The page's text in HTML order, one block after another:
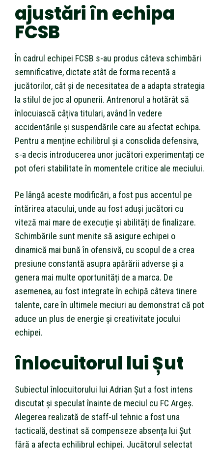
ajustări în echipa
FCSB
În cadrul echipei FCSB s-au produs câteva schimbări
semnificative, dictate atât de forma recentă a
jucătorilor, cât și de necesitatea de a adapta strategia
la stilul de joc al opunerii. Antrenorul a hotărât să
înlocuiască câțiva titulari, având în vedere
accidentările și suspendările care au afectat echipa.
Pentru a menține echilibrul și a consolida defensiva,
s-a decis introducerea unor jucători experimentați ce
pot oferi stabilitate în momentele critice ale meciului.
Pe lângă aceste modificări, a fost pus accentul pe
întărirea atacului, unde au fost aduși jucători cu
viteză mai mare de execuție și abilități de finalizare.
Schimbările sunt menite să asigure echipei o
dinamică mai bună în ofensivă, cu scopul de a crea
presiune constantă asupra apărării adverse și a
genera mai multe oportunități de a marca. De
asemenea, au fost integrate în echipă câteva tinere
talente, care în ultimele meciuri au demonstrat că pot
aduce un plus de energie și creativitate jocului
echipei.
înlocuitorul lui Șut
Subiectul înlocuitorului lui Adrian Șut a fost intens
discutat și speculat înainte de meciul cu FC Argeș.
Alegerea realizată de staff-ul tehnic a fost una
tacticală, destinat să compenseze absența lui Șut
fără a afecta echilibrul echipei. Jucătorul selectat